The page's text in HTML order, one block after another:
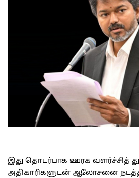
இது தொடர்பாக ஊரக வளர்ச்சித்
அதிகாரிகளுடன் ஆலோசனை